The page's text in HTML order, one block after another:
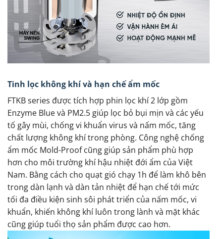
Tinh lọc không khí và hạn chế ẩm mốc
FTKB series được tích hợp phin lọc khí 2 lớp gồm
Enzyme Blue và PM2.5 giúp lọc bỏ bụi mịn và các yếu
tố gây mùi, chống vi khuẩn virus và nấm mốc, tăng
chất lượng không khí trong phòng. Công nghệ chống
ẩm mốc Mold-Proof cũng giúp sản phẩm phù hợp
hơn cho môi trường khí hậu nhiệt đới ẩm của Việt
Nam. Bằng cách cho quạt gió chạy 1h để làm khô bên
trong dàn lạnh và dàn tản nhiệt để hạn chế tới mức
tối đa điều kiện sinh sôi phát triển của nấm mốc, vi
khuẩn, khiến không khí luôn trong lành và mặt khác
cũng giúp tuổi thọ sản phẩm được cao hơn.